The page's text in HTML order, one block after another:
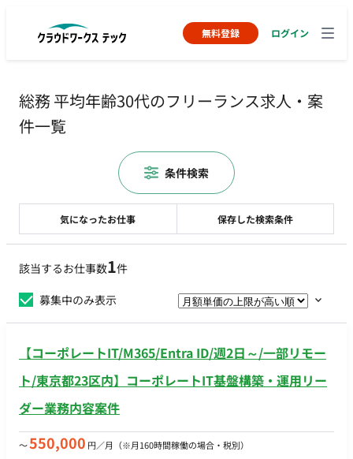
無料登録 ログイン
総務 平均年齢30代のフリーランス求人・案
件一覧
該当するお仕事数1件
募集中のみ表示
【コーポレートIT/M365/Entra ID/週2日～/一部リモー
ト/東京都23区内】コーポレートIT基盤構築・運用リー
ダー業務内容案件
〜550,000 円／月 （※月160時間稼働の場合・税別）
気になったお仕事 保存した検索条件
条件検索